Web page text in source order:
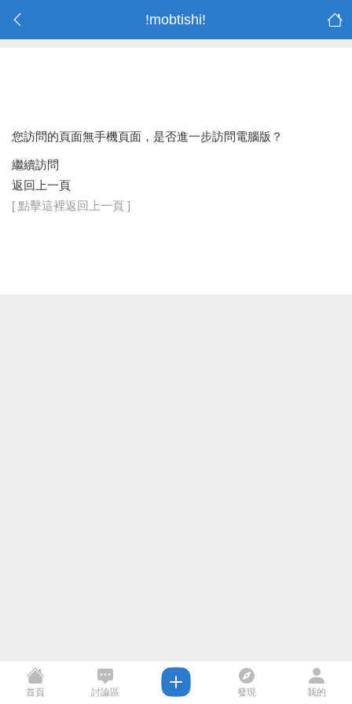
!mobtishi!
您訪問的頁面無手機頁面，是否進一步訪問電腦版？
繼續訪問
返回上一頁
[ 點擊這裡返回上一頁 ]
首頁 討論區 發現 我的